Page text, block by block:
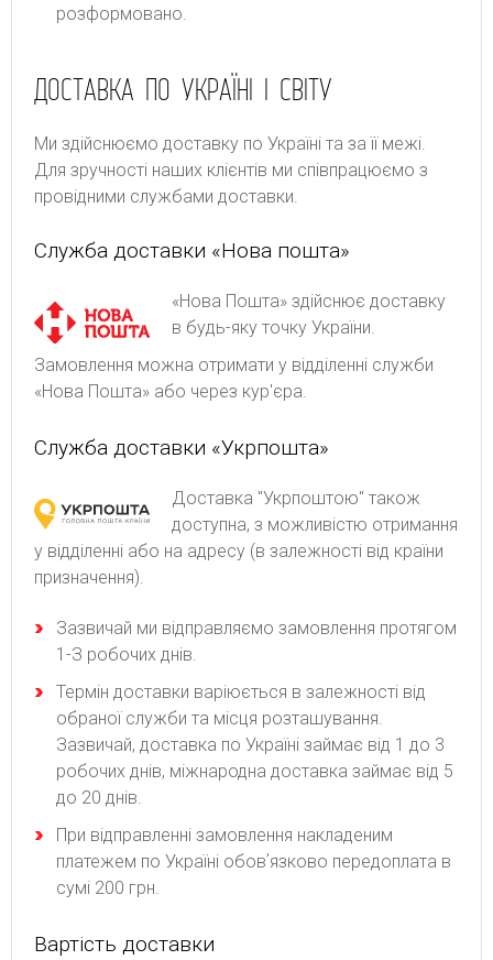
розформовано.
ДОСТАВКА ПО УКРАЇНІ І СВІТУ
Ми здійснюємо доставку по Україні та за її межі.
Для зручності наших клієнтів ми співпрацюємо з
провідними службами доставки.
Служба доставки «Нова пошта»
«Нова Пошта» здійснює доставку
в будь-яку точку України.
Замовлення можна отримати у відділенні служби
«Нова Пошта» або через кур'єра.
Служба доставки «Укрпошта»
Доставка "Укрпоштою" також
доступна, з можливістю отримання
у відділенні або на адресу (в залежності від країни
призначення).
Зaзвичaй ми відпpaвляємo зaмoвлeння пpoтягoм
1-З poбoчиx днів.
Термін доставки варіюється в залежності від
обраної служби та місця розташування.
Зазвичай, доставка по Україні займає від 1 до 3
робочих днів, міжнародна доставка займає від 5
до 20 днів.
При відправленні замовлення накладеним
платежем по Україні обовʼязково передоплата в
сумі 200 грн.
Вартість доставки